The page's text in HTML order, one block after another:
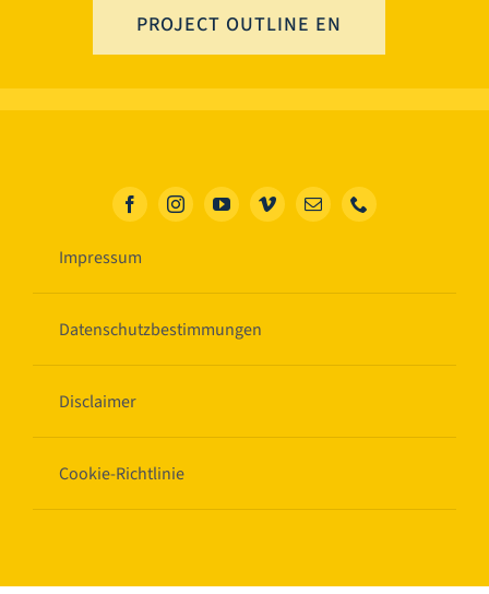
PROJECT OUTLINE EN
Impressum
Datenschutzbestimmungen
Disclaimer
Cookie-Richtlinie